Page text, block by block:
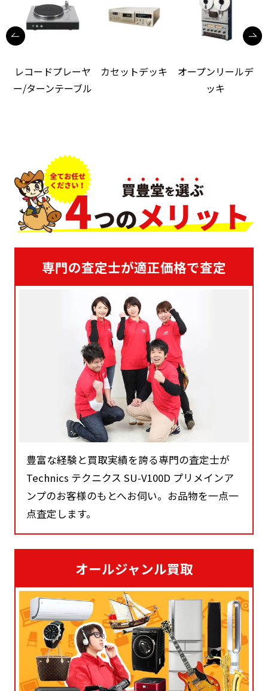
レコードプレーヤ
ー/ターンテーブル
カセットデッキ
オープンリールデ
ッキ
専門の査定士が適正価格で査定
豊富な経験と買取実績を誇る専門の査定士が
Technics テクニクス SU-V100D プリメインア
ンプのお客様のもとへお伺い。お品物を一点一
点査定します。
オールジャンル買取